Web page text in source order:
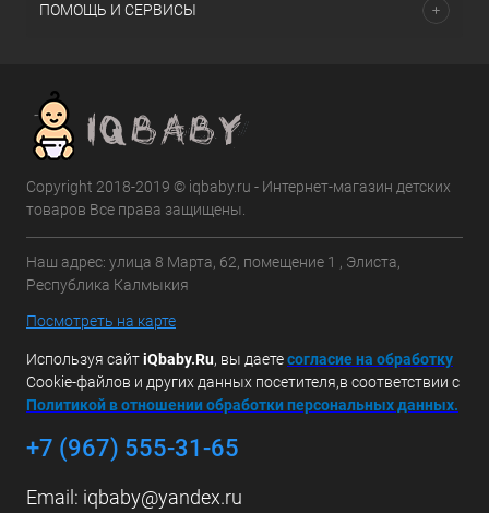
ПОМОЩЬ И СЕРВИСЫ
Copyright 2018-2019 © iqbaby.ru - Интернет-магазин детских
товаров Все права защищены.
Наш адрес: улица 8 Марта, 62, помещение 1 , Элиста,
Республика Калмыкия
Посмотреть на карте
Используя сайтiQbaby.Ru, вы даетесогласие на обработку
Cookie-файлов и других данных посетителя,в соответствии с
Политикой в отношении обработки персональных данных.
+7 (967) 555-31-65
Email: iqbaby@yandex.ru